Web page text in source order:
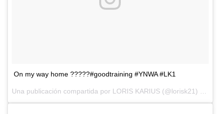
On my way home ?????#goodtraining #YNWA #LK1
Una publicación compartida por LORIS KARIUS(@lorisk21) el